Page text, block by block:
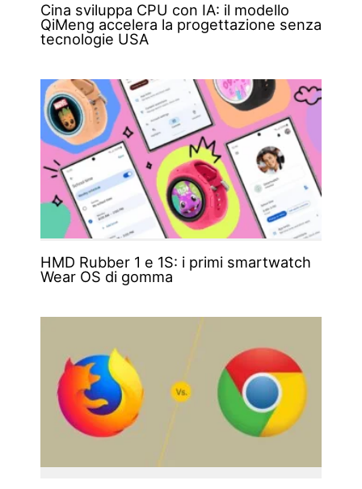
Cina sviluppa CPU con IA: il modello
QiMeng accelera la progettazione senza
tecnologie USA
HMD Rubber 1 e 1S: i primi smartwatch
Wear OS di gomma